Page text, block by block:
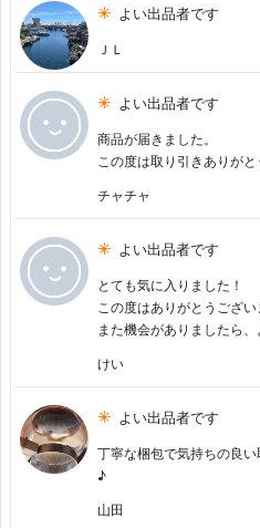
よい出品者です
ＪＬ
よい出品者です
商品が届きました。
この度は取り引きありがと
チャチャ
よい出品者です
とても気に入りました！
この度はありがとうござい
また機会がありましたら、
けい
よい出品者です
丁寧な梱包で気持ちの良
♪
山田